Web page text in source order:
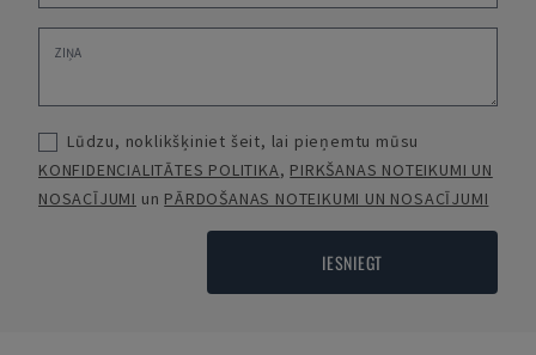
Lūdzu, noklikšķiniet šeit, lai pieņemtu mūsu
KONFIDENCIALITĀTES POLITIKA, PIRKŠANAS NOTEIKUMI UN
NOSACĪJUMI un PĀRDOŠANAS NOTEIKUMI UN NOSACĪJUMI
IESNIEGT